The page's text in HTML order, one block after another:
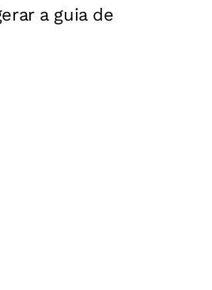
a guia de